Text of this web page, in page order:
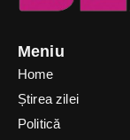
Meniu
Home
Știrea zilei
Politică